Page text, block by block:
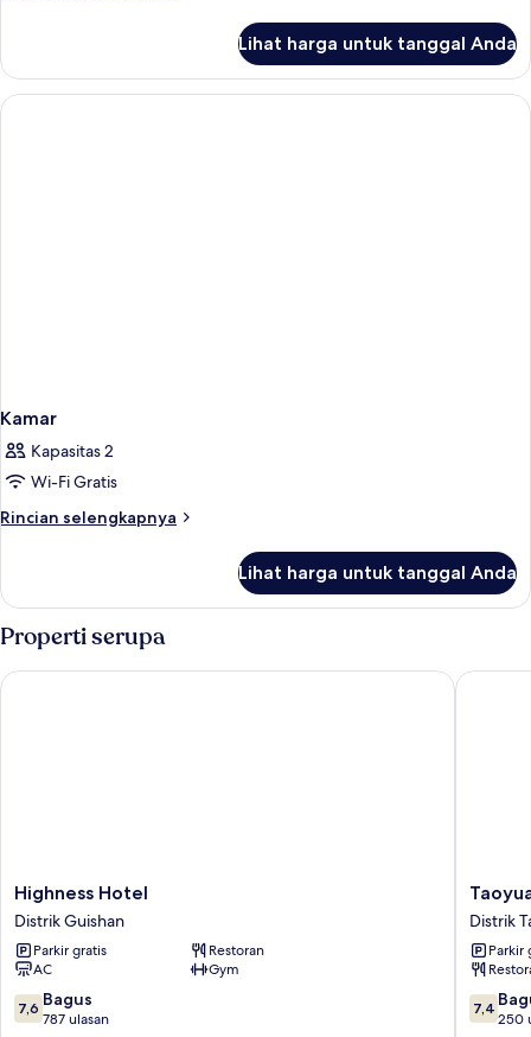
VIP
Deluxe
Double
Lihat harga untuk tanggal Anda
Kamar
Kapasitas 2
Wi-Fi Gratis
Rincian selengkapnya
Rincian
Kamar
Lihat harga untuk tanggal Anda
Properti serupa
Highness
Hotel
Distrik
Guishan
Highness Hotel
Distrik Guishan
Parkir gratis
Restoran
AC
Gym
7.6
dari
7,6 Bagus
787 ulasan
Highness Hotel
Taoyuan
Hua
Yue
Hotel
Distrik
Taoyuan
Distrik
Parkir
7.4
dari
7,4
250